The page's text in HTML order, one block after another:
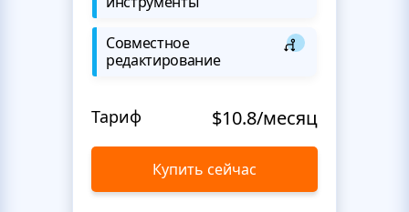
Совместное
редактирование
Тариф $10.8/месяц
Купить сейчас